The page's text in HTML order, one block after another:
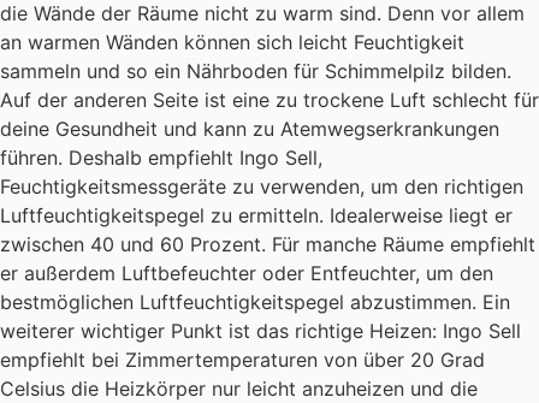
die Wände der Räume nicht zu warm sind. Denn vor allem
an warmen Wänden können sich leicht Feuchtigkeit
sammeln und so ein Nährboden für Schimmelpilz bilden.
Auf der anderen Seite ist eine zu trockene Luft schlecht für
deine Gesundheit und kann zu Atemwegserkrankungen
führen. Deshalb empfiehlt Ingo Sell,
Feuchtigkeitsmessgeräte zu verwenden, um den richtigen
Luftfeuchtigkeitspegel zu ermitteln. Idealerweise liegt er
zwischen 40 und 60 Prozent. Für manche Räume empfiehlt
er außerdem Luftbefeuchter oder Entfeuchter, um den
bestmöglichen Luftfeuchtigkeitspegel abzustimmen. Ein
weiterer wichtiger Punkt ist das richtige Heizen: Ingo Sell
empfiehlt bei Zimmertemperaturen von über 20 Grad
Celsius die Heizkörper nur leicht anzuheizen und die